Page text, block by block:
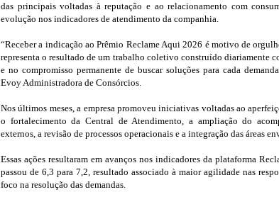
das principais voltadas à reputação e ao relacionamento com
evolução nos indicadores de atendimento da companhia.
“Receber a indicação ao Prêmio Reclame Aqui 2026 é motivo de
representa o resultado de um trabalho coletivo construído diariamente
e no compromisso permanente de buscar soluções para cada
Evoy Administradora de Consórcios.
Nos últimos meses, a empresa promoveu iniciativas voltadas ao
o fortalecimento da Central de Atendimento, a ampliação do
externos, a revisão de processos operacionais e a integração das áreas
Essas ações resultaram em avanços nos indicadores da plataforma
passou de 6,3 para 7,2, resultado associado à maior agilidade nas
foco na resolução das demandas.